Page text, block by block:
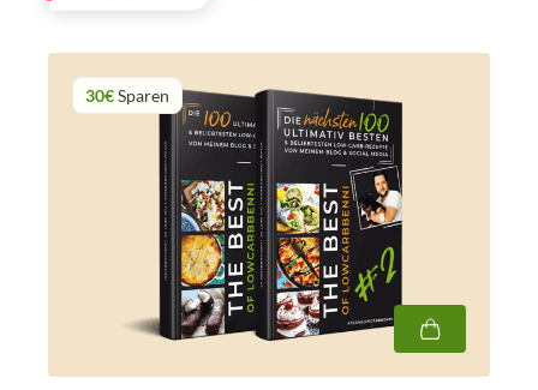
30€Sparen